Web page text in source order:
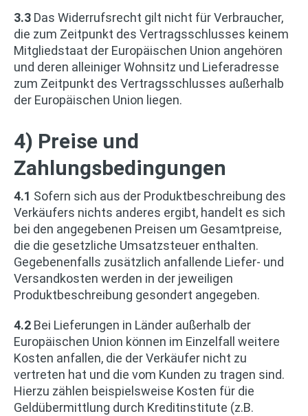
3.3 Das Widerrufsrecht gilt nicht für Verbraucher,
die zum Zeitpunkt des Vertragsschlusses keinem
Mitgliedstaat der Europäischen Union angehören
und deren alleiniger Wohnsitz und Lieferadresse
zum Zeitpunkt des Vertragsschlusses außerhalb
der Europäischen Union liegen.
4) Preise und
Zahlungsbedingungen
4.1 Sofern sich aus der Produktbeschreibung des
Verkäufers nichts anderes ergibt, handelt es sich
bei den angegebenen Preisen um Gesamtpreise,
die die gesetzliche Umsatzsteuer enthalten.
Gegebenenfalls zusätzlich anfallende Liefer- und
Versandkosten werden in der jeweiligen
Produktbeschreibung gesondert angegeben.
4.2 Bei Lieferungen in Länder außerhalb der
Europäischen Union können im Einzelfall weitere
Kosten anfallen, die der Verkäufer nicht zu
vertreten hat und die vom Kunden zu tragen sind.
Hierzu zählen beispielsweise Kosten für die
Geldübermittlung durch Kreditinstitute (z.B.